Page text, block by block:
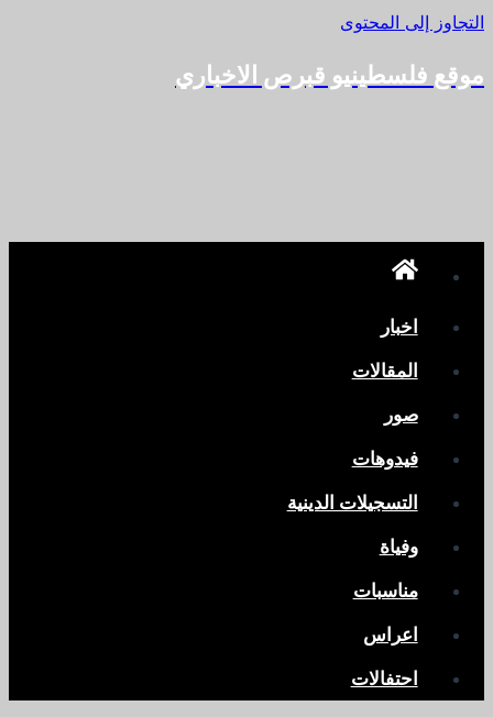
التجاوز إلى المحتوى
موقع فلسطينيو قبرص الاخباري
اخبار
المقالات
صور
فيدوهات
التسجيلات الدينية
وفياة
مناسبات
اعراس
احتفالات